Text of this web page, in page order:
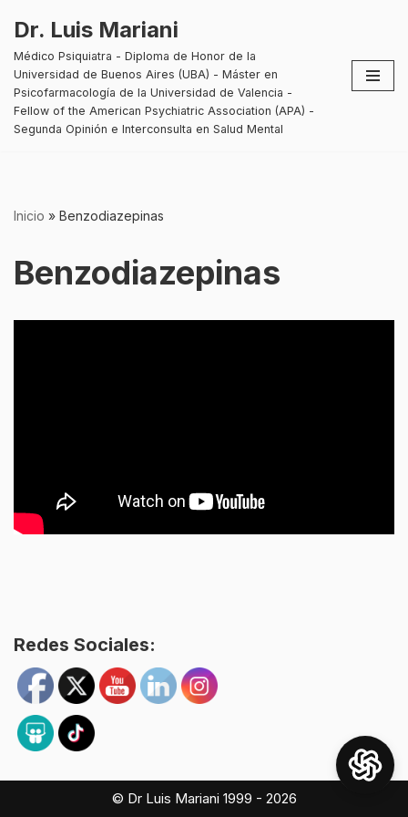
Saltar
al
contenido
Dr. Luis Mariani
Médico Psiquiatra - Diploma de Honor de la
Universidad de Buenos Aires (UBA) - Máster en
Psicofarmacología de la Universidad de Valencia -
Fellow of the American Psychiatric Association (APA) -
Segunda Opinión e Interconsulta en Salud Mental
Inicio » Benzodiazepinas
Benzodiazepinas
Redes Sociales:
© Dr Luis Mariani 1999 - 2026